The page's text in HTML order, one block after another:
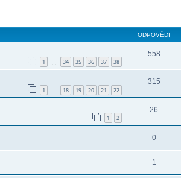
ODPOVĚDI
1 34 35 36 37 38
558
1 … 18 19 20 21 22
315
1 2
26
0
1